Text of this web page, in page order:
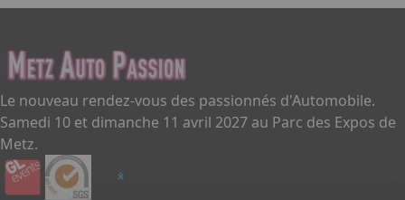
Le nouveau rendez-vous des passionnés d'Automobile.
Samedi 10 et dimanche 11 avril 2027 au Parc des Expos de
Metz.